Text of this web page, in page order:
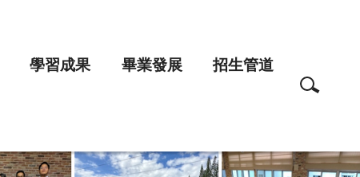
學習成果 畢業發展 招生管道